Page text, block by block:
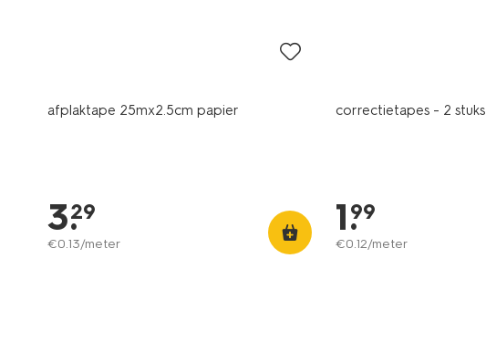
afplaktape 25mx2.5cm papier
3.
29
€0.13/meter
correctietapes - 2 stuks
1.
99
€0.12/meter